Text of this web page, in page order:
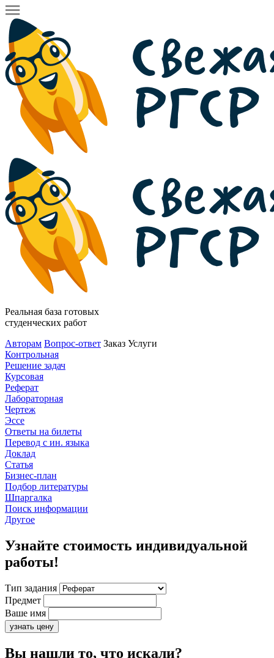
Реальная база готовых
студенческих работ
Авторам Вопрос-ответ Заказ Услуги
Контрольная
Решение задач
Курсовая
Реферат
Лабораторная
Чертеж
Эссе
Ответы на билеты
Перевод с ин. языка
Доклад
Статья
Бизнес-план
Подбор литературы
Шпаргалка
Поиск информации
Другое
Узнайте стоимость индивидуальной
работы!
Тип задания
Предмет
Ваше имя
узнать цену
Вы нашли то, что искали?